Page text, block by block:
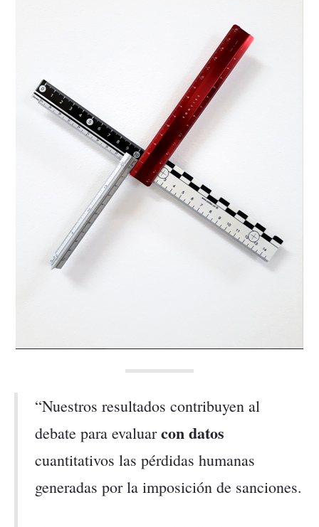
“Nuestros resultados contribuyen al
debate para evaluarcon datos
cuantitativos las pérdidas humanas
generadas por la imposición de sanciones.